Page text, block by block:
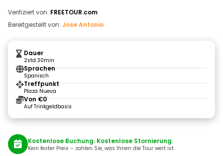
Verifiziert von: FREETOUR.com
Bereitgestellt von: Jose Antonio
Dauer
2std 30min
Sprachen
Spanisch
Treffpunkt
Plaza Nueva
Von €0
Auf Trinkgeldbasis
Kostenlose Buchung. Kostenlose Stornierung.
Kein fester Preis – zahlen Sie, was Ihnen die Tour wert ist.